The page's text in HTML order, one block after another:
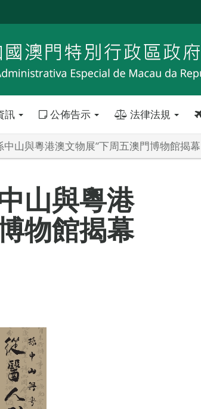
訊 公佈告示 法律法規
山與粵港澳文物展”下周五澳門博物館揭幕
山與粵港
物館揭幕